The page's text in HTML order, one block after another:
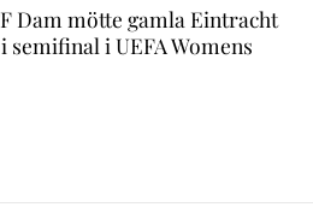
Dam mötte gamla Eintracht
i UEFA Womens